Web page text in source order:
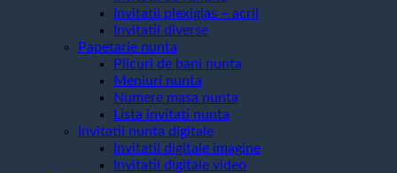
Invitatii plexiglas – acril
Invitatii diverse
Papetarie nunta
Plicuri de bani nunta
Meniuri nunta
Numere masa nunta
Lista invitati nunta
Invitatii nunta digitale
Invitatii digitale imagine
Invitatii digitale video